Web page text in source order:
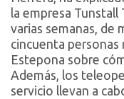
la empresa Tunstall
varias semanas, de
cincuenta
Estepona sobre
Además, los
servicio llevan a